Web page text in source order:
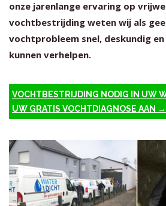
onze jarenlange ervaring op
vochtbestrijding weten wij als
vochtprobleem snel, deskundig
kunnen verhelpen.
VOCHTBESTRIJDING NODIG IN UW
UW GRATIS VOCHTDIAGNOSE AAN →